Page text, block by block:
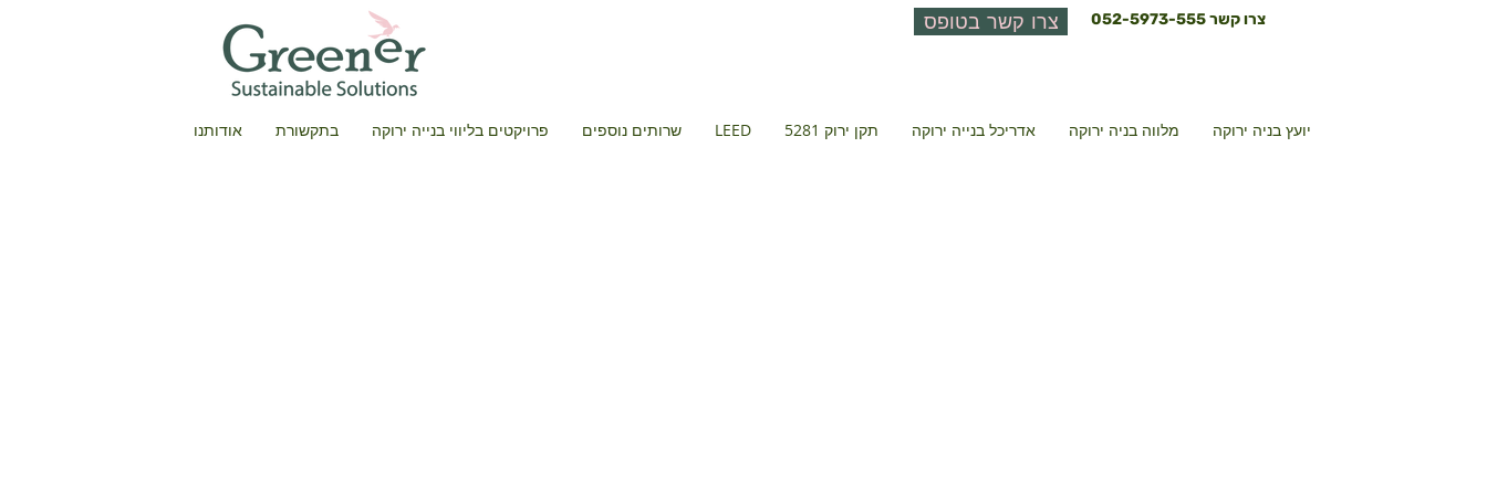
צרו קשר052-5973-555 צרו קשר בטופס
יועץ בניה ירוקה מלווה בניה ירוקה אדריכל בנייה ירוקה תקן ירוק 5281 LEED שרותים נוספים פרויקטים בליווי בנייה ירוקה בתקשורת אודותנו